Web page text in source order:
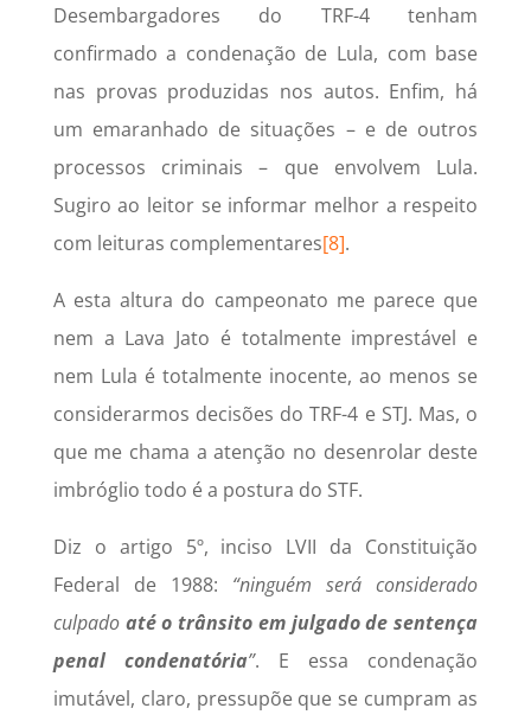
Desembargadores do TRF-4 tenham
confirmado a condenação de Lula, com base
nas provas produzidas nos autos. Enfim, há
um emaranhado de situações – e de outros
processos criminais – que envolvem Lula.
Sugiro ao leitor se informar melhor a respeito
com leituras complementares[8].
A esta altura do campeonato me parece que
nem a Lava Jato é totalmente imprestável e
nem Lula é totalmente inocente, ao menos se
considerarmos decisões do TRF-4 e STJ. Mas, o
que me chama a atenção no desenrolar deste
imbróglio todo é a postura do STF.
Diz o artigo 5º, inciso LVII da Constituição
Federal de 1988: “ninguém será considerado
culpado até o trânsito em julgado de sentença
penal condenatória”. E essa condenação
imutável, claro, pressupõe que se cumpram as